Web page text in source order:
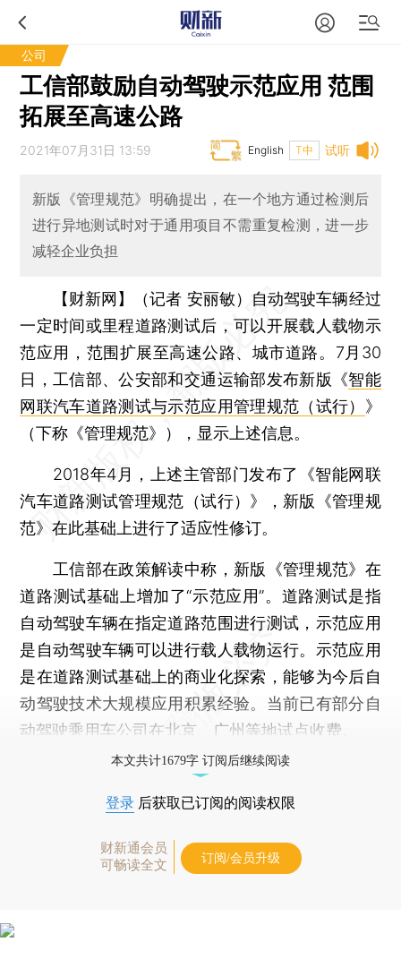
公司
工信部鼓励自动驾驶示范应用 范围
拓展至高速公路
试听
2021年07月31日 13:59 T中
English
新版《管理规范》明确提出，在一个地方通过检测后
进行异地测试时对于通用项目不需重复检测，进一步
减轻企业负担
【财新网】（记者 安丽敏） 自动驾驶车辆经过
一定时间或里程道路测试后，可以开展载人载物示
范应用，范围扩展至高速公路、城市道路。7月30
日，工信部、公安部和交通运输部发布新版《智能
网联汽车道路测试与示范应用管理规范（试行） 》
（下称《管理规范》），显示上述信息。
2018年4月，上述主管部门发布了《智能网联
汽车道路测试管理规范（试行）》，新版《管理规
范》在此基础上进行了适应性修订。
工信部在政策解读中称，新版《管理规范》在
道路测试基础上增加了“示范应用”。道路测试是指
自动驾驶车辆在指定道路范围进行测试，示范应用
是自动驾驶车辆可以进行载人载物运行。示范应用
是在道路测试基础上的商业化探索，能够为今后自
动驾驶技术大规模应用积累经验。当前已有部分自
动驾驶乘用车公司在北京、广州等地试点收费。
本文共计1679字 订阅后继续阅读
登录 后获取已订阅的阅读权限
财新通会员
可畅读全文
订阅/会员升级